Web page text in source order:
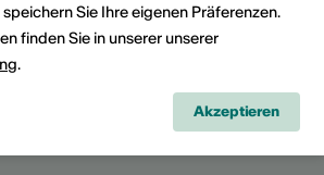
Sie Ihre eigenen Präferenzen.
finden Sie in unserer unserer
.
Akzeptieren